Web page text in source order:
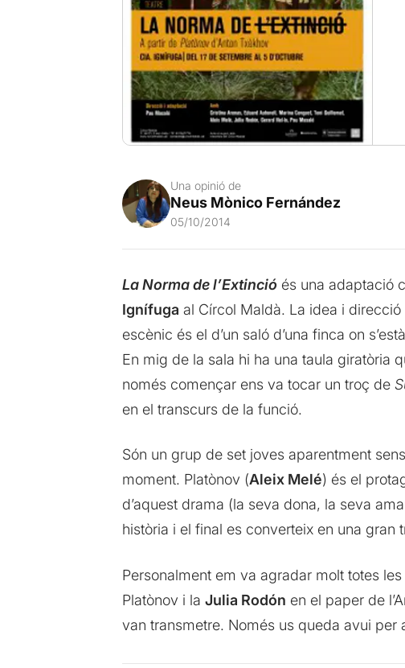
Una opinió de
Neus Mònico Fernández
05/10/2014
La Norma de l’Extincióés una adaptació
Ignífuga al Círcol Maldà. La idea i direcció
escènic és el d’un saló d’una finca on
En mig de la sala hi ha una taula giratòria
només començar ens va tocar un troç de
en el transcurs de la funció.
Són un grup de set joves aparentment
moment. Platònov (Aleix Melé) és el
d’aquest drama (la seva dona, la seva
història i el final es converteix en una gran
Personalment em va agradar molt totes
Platònov i la Julia Rodón en el paper de
van transmetre. Només us queda avui per